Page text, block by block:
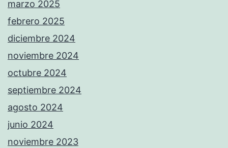
marzo 2025
febrero 2025
diciembre 2024
noviembre 2024
octubre 2024
septiembre 2024
agosto 2024
junio 2024
noviembre 2023